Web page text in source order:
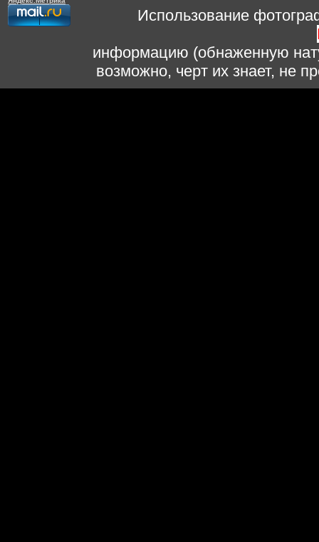
Использование
информацию (обнаженную
возможно, черт их знает, не